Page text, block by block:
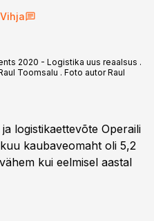
Vihja
2020 - Logistika uus reaalsus .
Toomsalu . Foto autor Raul
logistikaettevõte Operaili
kaubaveomaht oli 5,2
kui eelmisel aastal